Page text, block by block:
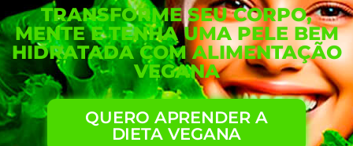
TRANSFORME SEU CORPO,
MENTE E TENHA UMA PELE BEM
HIDRATADA COM ALIMENTAÇÃO
VEGANA
QUERO APRENDER A
DIETA VEGANA